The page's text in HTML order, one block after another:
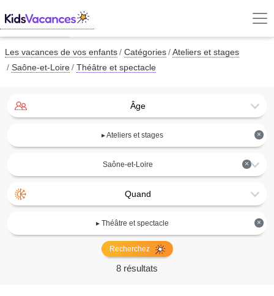
Les vacances de vos enfants Catégories
Ateliers et stages
Saône-et-Loire
Théâtre et spectacle
Âge
×
▸ Ateliers et stages
×
Saône-et-Loire
Quand
×
▸ Théâtre et spectacle
Recherchez
8 résultats